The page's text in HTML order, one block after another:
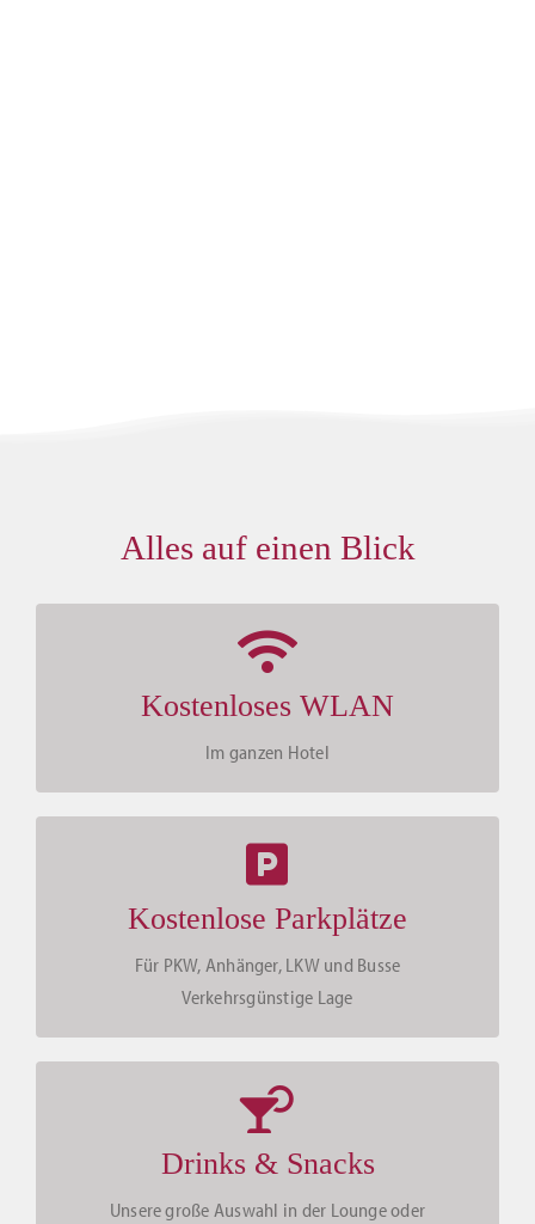
Alles auf einen Blick
Kostenloses WLAN
Im ganzen Hotel
Kostenlose Parkplätze
Für PKW, Anhänger, LKW und Busse
Verkehrsgünstige Lage
Drinks & Snacks
Unsere große Auswahl in der Lounge oder